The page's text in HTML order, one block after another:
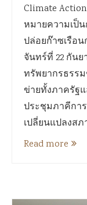
Climate Action
หมายความเป็
ปล่อยก๊าซเรือ
จันทร์ที่ 22 กันย
ทรัพยากรธรร
ข่ายทั้งภาครัฐ
ประชุมภาคีกา
เปลี่ยนแปลงส
Read more